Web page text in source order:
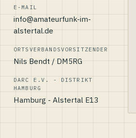
E-MAIL
info@amateurfunk-im-
alstertal.de
ORTSVERBANDSVORSITZENDER
Nils Bendt / DM5RG
DARC E.V. - DISTRIKT
HAMBURG
Hamburg - Alstertal E13